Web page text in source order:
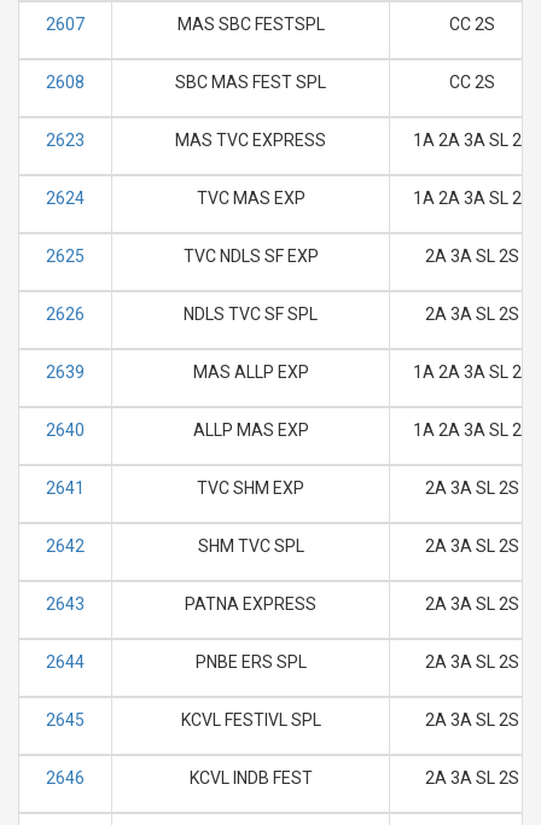
2607 MAS SBC FESTSPL CC 2S
2608 SBC MAS FEST SPL CC 2S
2623 MAS TVC EXPRESS 1A 2A 3A SL 2S
2624 TVC MAS EXP 1A 2A 3A SL 2S
2625 TVC NDLS SF EXP 2A 3A SL 2S
2626 NDLS TVC SF SPL 2A 3A SL 2S
2639 MAS ALLP EXP 1A 2A 3A SL 2S
2640 ALLP MAS EXP 1A 2A 3A SL 2S
2641 TVC SHM EXP 2A 3A SL 2S
2642 SHM TVC SPL 2A 3A SL 2S
2643 PATNA EXPRESS 2A 3A SL 2S
2644 PNBE ERS SPL 2A 3A SL 2S
2645 KCVL FESTIVL SPL 2A 3A SL 2S
2646 KCVL INDB FEST 2A 3A SL 2S